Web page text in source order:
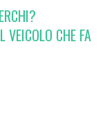
VEICOLO CHE FA